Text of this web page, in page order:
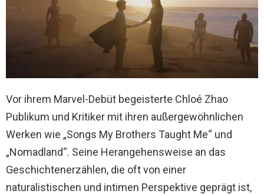
Vor ihrem Marvel-Debüt begeisterte Chloé Zhao
Publikum und Kritiker mit ihren außergewöhnlichen
Werken wie „Songs My Brothers Taught Me“ und
„Nomadland“. Seine Herangehensweise an das
Geschichtenerzählen, die oft von einer
naturalistischen und intimen Perspektive geprägt ist,